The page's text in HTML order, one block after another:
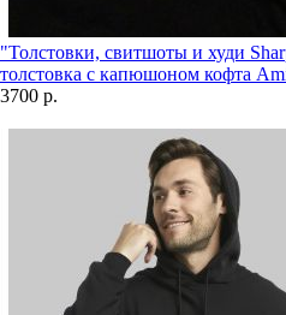
"Толстовки, свитшоты и худи
толстовка с капюшоном кофта
3700 р.